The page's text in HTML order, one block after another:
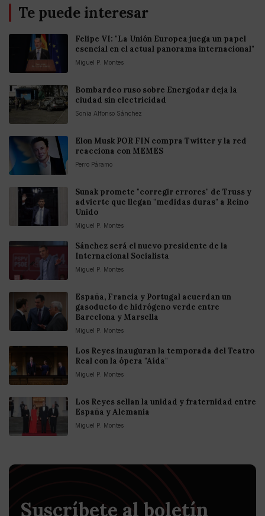
Te puede interesar
Felipe VI: "La Unión Europea juega un papel
esencial en el actual panorama internacional"
Miguel P. Montes
Bombardeo ruso sobre Energodar deja la
ciudad sin electricidad
Sonia Alfonso Sánchez
Elon Musk POR FIN compra Twitter y la red
reacciona con MEMES
Perro Páramo
Sunak promete "corregir errores" de Truss y
advierte que llegan "medidas duras" a Reino
Unido
Miguel P. Montes
Sánchez será el nuevo presidente de la
Internacional Socialista
Miguel P. Montes
España, Francia y Portugal acuerdan un
gasoducto de hidrógeno verde entre
Barcelona y Marsella
Miguel P. Montes
Los Reyes inauguran la temporada del Teatro
Real con la ópera "Aída"
Miguel P. Montes
Los Reyes sellan la unidad y fraternidad entre
España y Alemania
Miguel P. Montes
Suscríbete al boletín